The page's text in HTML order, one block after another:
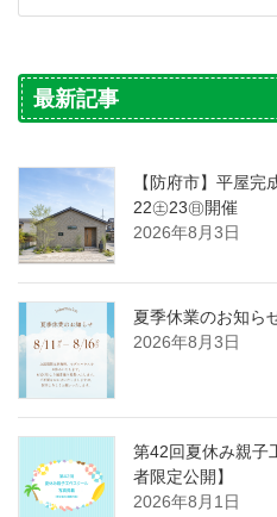
最新記事
【防府市】平屋完
22㊏23㊐開催
2026年8月3日
夏季休業のお知ら
2026年8月3日
第42回夏休み親子
者限定公開】
2026年8月1日